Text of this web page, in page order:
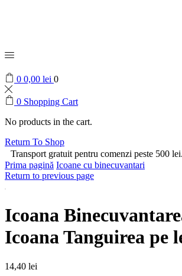
0 0,00 lei 0
0 Shopping Cart
No products in the cart.
Return To Shop
Transport gratuit pentru comenzi peste 500 lei.
Prima pagină Icoane cu binecuvantari
Return to previous page
Icoana
Icoana Tanguirea pe
14,40 lei